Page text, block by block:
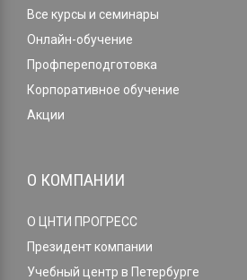
Все курсы и семинары
Онлайн-обучение
Профпереподготовка
Корпоративное обучение
Акции
О КОМПАНИИ
О ЦНТИ ПРОГРЕСС
Президент компании
Учебный центр в Петербурге